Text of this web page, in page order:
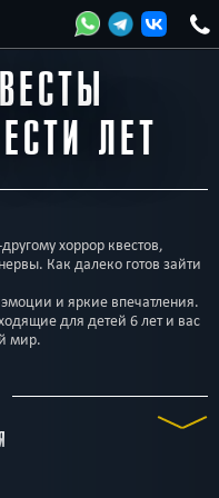
ЛЕТ
хоррор квестов,
Как далеко готов зайти
и яркие впечатления.
для детей 6 лет и вас
мир.